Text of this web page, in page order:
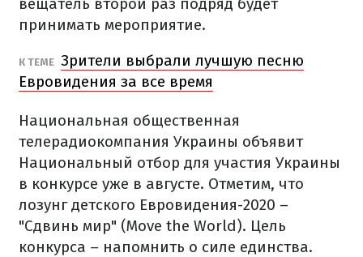
принимать мероприятие.
К ТЕМЕ Зрители выбрали лучшую песню
Евровидения за все время
Национальная общественная
телерадиокомпания Украины объявит
Национальный отбор для участия Украины
в конкурсе уже в августе. Отметим, что
лозунг детского Евровидения-2020 –
"Сдвинь мир" (Move the World). Цель
конкурса – напомнить о силе единства.